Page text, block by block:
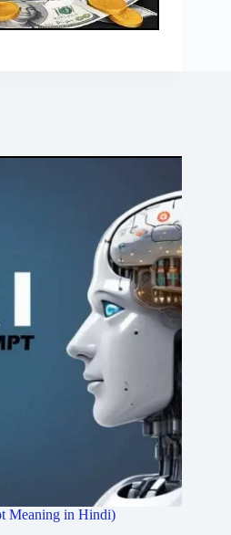
Meaning in Hindi)